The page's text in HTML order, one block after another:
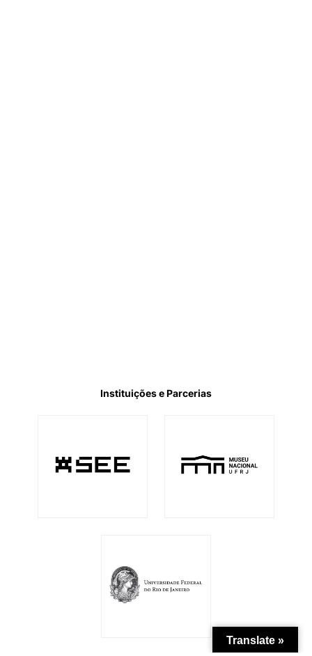
Instituições e Parcerias
Translate »